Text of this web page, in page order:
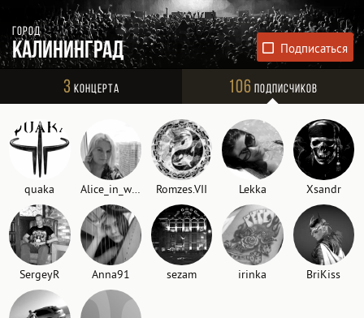
Город
Калининград
3 Концерта 106 Подписчиков
quaka Alice_in_wonderland Romzes.VII Lekka Xsandr
SergeyR Anna91 sezam irinka BriKiss